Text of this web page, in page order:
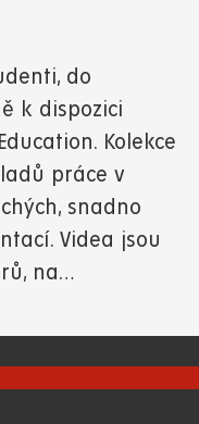
do
k dispozici
Kolekce
práce v
snadno
Videa jsou
na…